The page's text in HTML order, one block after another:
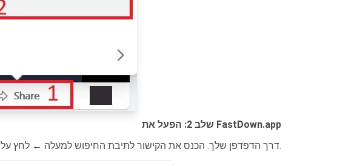
שלב 2: הפעל את FastDown.app
דרך הדפדפן שלך. הכנס את הקישור לתיבת החיפוש למעלה ← לחץ על.